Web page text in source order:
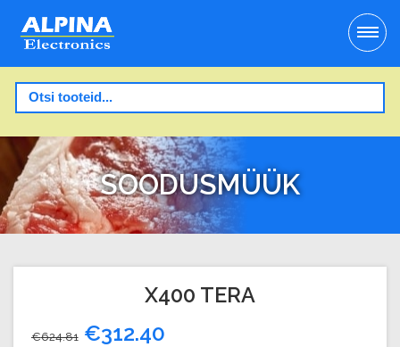
SOODUSMÜÜK
X400 TERA
€624.81 €312.40